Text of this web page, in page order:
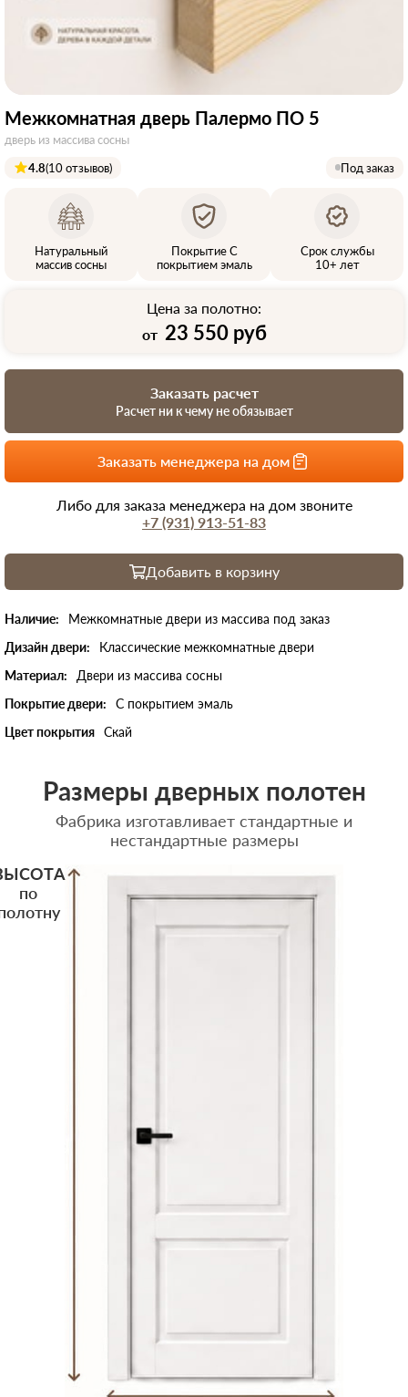
Межкомнатная дверь Палермо ПО 5
дверь из массива сосны
4.8(10 отзывов) Под заказ
Натуральный
массив сосны
Покрытие С
покрытием эмаль
Срок службы
10+ лет
Цена за полотно:
от 23 550 руб
Добавить в корзину
Наличие:
Межкомнатные двери из массива под заказ
Дизайн двери:
Классические межкомнатные двери
Материал:
Двери из массива сосны
Покрытие двери:
С покрытием эмаль
Цвет покрытия Скай
Заказать расчет
Расчет ни к чему не обязывает
Заказать менеджера на дом
Либо для заказа менеджера на дом звоните
+7 (931) 913-51-83
Размеры дверных полотен
Фабрика изготавливает стандартные и
нестандартные размеры
по